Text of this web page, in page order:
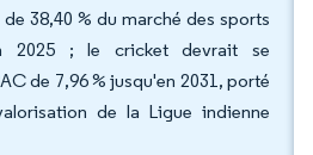
38,40 % du marché des sports
2025 ; le cricket devrait se
de 7,96 % jusqu'en 2031, porté
de la Ligue indienne